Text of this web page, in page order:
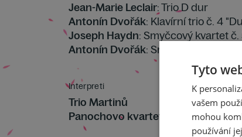
Jean-Marie Leclair: Trio D dur
Antonín Dvořák: Klavírní trio č. 4
Joseph Haydn: Smyčcový kvartet
Antonín Dvořák: Smyčcový kvartet
Interpreti
Trio Martinů
Panochovo kvarteto
Tyto
K
vašem
mohou
používání